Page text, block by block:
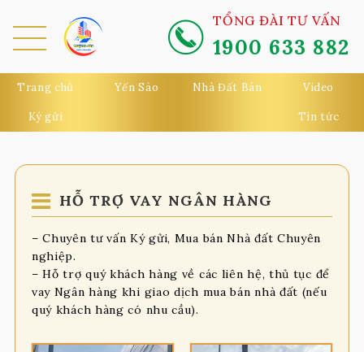
TỔNG ĐÀI TƯ VẤN
1900 633 882
Trang chủ Yến Sào Nhà Đất Bán Video
Ký gửi Tin tức
MEN
HỖ TRỢ VAY NGÂN HÀNG
– Chuyên tư vấn Ký gửi, Mua bán Nhà đất Chuyên
nghiệp.
– Hỗ trợ quý khách hàng về các liên hệ, thủ tục để
vay Ngân hàng khi giao dịch mua bán nhà đất (nếu
quý khách hàng có nhu cầu).